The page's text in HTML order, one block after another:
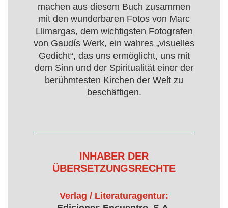
machen aus diesem Buch zusammen
mit den wunderbaren Fotos von Marc
Llimargas, dem wichtigsten Fotografen
von Gaudís Werk, ein wahres „visuelles
Gedicht“, das uns ermöglicht, uns mit
dem Sinn und der Spiritualität einer der
berühmtesten Kirchen der Welt zu
beschäftigen.
INHABER DER
ÜBERSETZUNGSRECHTE
Verlag / Literaturagentur: